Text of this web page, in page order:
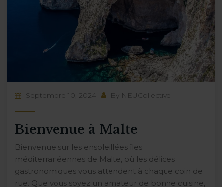
Septembre 10, 2024 By NEUCollective
Bienvenue à Malte
Bienvenue sur les ensoleillées îles
méditerranéennes de Malte, où les délices
gastronomiques vous attendent à chaque coin de
rue. Que vous soyez un amateur de bonne cuisine,